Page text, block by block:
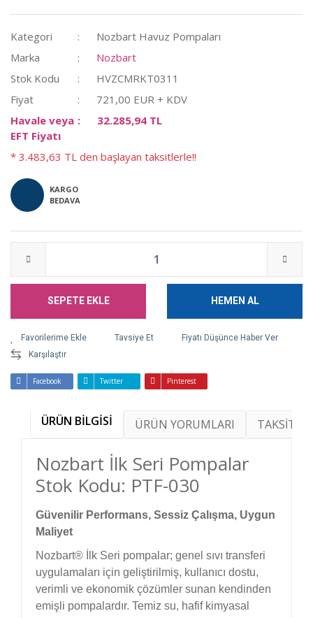
Kategori
Nozbart Havuz Pompaları
Marka
Nozbart
Stok Kodu
HVZCMRKT0311
Fiyat
721,00 EUR + KDV
Havale veya
EFT Fiyatı
32.285,94 TL
* 3.483,63 TL den başlayan taksitlerle!!
KARGO
BEDAVA
SEPETE EKLE HEMEN AL
Tavsiye Et
Fiyatı Düşünce Haber Ver
Karşılaştır
Facebook Twitter Pinterest
ÜRÜN BİLGİSİ ÜRÜN YORUMLARI TAKSİT
Nozbart İlk Seri Pompalar
Stok Kodu: PTF-030
Güvenilir Performans, Sessiz Çalışma, Uygun
Maliyet
Nozbart® İlk Seri pompalar; genel sıvı transferi
uygulamaları için geliştirilmiş, kullanıcı dostu,
verimli ve ekonomik çözümler sunan kendinden
emişli pompalardır. Temiz su, hafif kimyasal